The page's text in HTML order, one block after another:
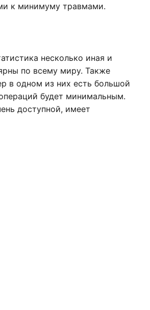
к минимуму травмами.
несколько иная и
по всему миру. Также
в одном из них есть большой
будет минимальным.
доступной, имеет